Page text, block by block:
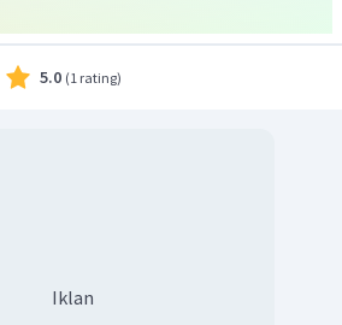
5.0 (1 rating)
Iklan